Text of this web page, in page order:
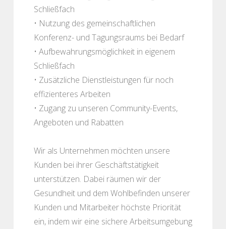
Schließfach
• Nutzung des gemeinschaftlichen
Konferenz- und Tagungsraums bei Bedarf
• Aufbewahrungsmöglichkeit in eigenem
Schließfach
• Zusätzliche Dienstleistungen für noch
effizienteres Arbeiten
• Zugang zu unseren Community-Events,
Angeboten und Rabatten
Wir als Unternehmen möchten unsere
Kunden bei ihrer Geschäftstätigkeit
unterstützen. Dabei räumen wir der
Gesundheit und dem Wohlbefinden unserer
Kunden und Mitarbeiter höchste Priorität
ein, indem wir eine sichere Arbeitsumgebung